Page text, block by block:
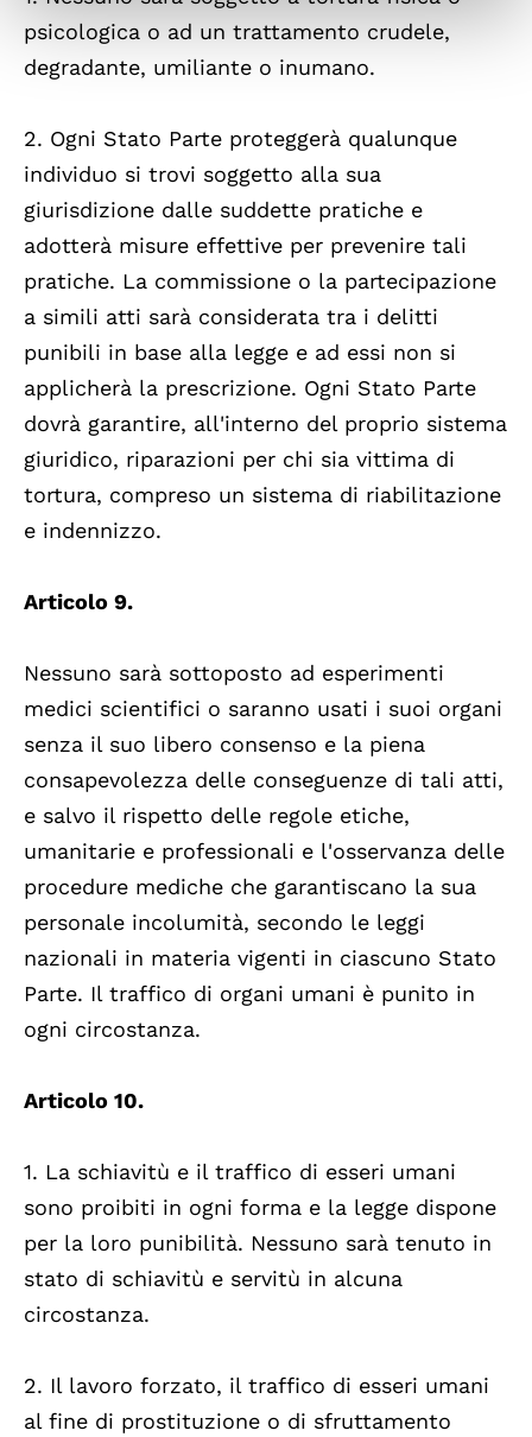
psicologica o ad un trattamento crudele,
degradante, umiliante o inumano.
2. Ogni Stato Parte proteggerà qualunque
individuo si trovi soggetto alla sua
giurisdizione dalle suddette pratiche e
adotterà misure effettive per prevenire tali
pratiche. La commissione o la partecipazione
a simili atti sarà considerata tra i delitti
punibili in base alla legge e ad essi non si
applicherà la prescrizione. Ogni Stato Parte
dovrà garantire, all'interno del proprio sistema
giuridico, riparazioni per chi sia vittima di
tortura, compreso un sistema di riabilitazione
e indennizzo.
Articolo 9.
Nessuno sarà sottoposto ad esperimenti
medici scientifici o saranno usati i suoi organi
senza il suo libero consenso e la piena
consapevolezza delle conseguenze di tali atti,
e salvo il rispetto delle regole etiche,
umanitarie e professionali e l'osservanza delle
procedure mediche che garantiscano la sua
personale incolumità, secondo le leggi
nazionali in materia vigenti in ciascuno Stato
Parte. Il traffico di organi umani è punito in
ogni circostanza.
Articolo 10.
1. La schiavitù e il traffico di esseri umani
sono proibiti in ogni forma e la legge dispone
per la loro punibilità. Nessuno sarà tenuto in
stato di schiavitù e servitù in alcuna
circostanza.
2. Il lavoro forzato, il traffico di esseri umani
al fine di prostituzione o di sfruttamento